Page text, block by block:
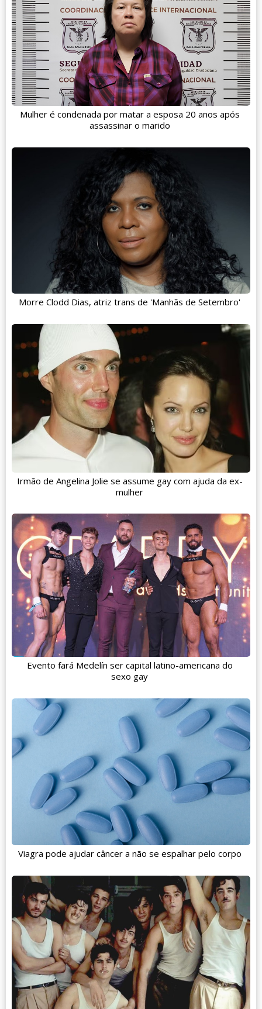
Mulher é condenada por matar a esposa 20 anos após
assassinar o marido
Morre Clodd Dias, atriz trans de 'Manhãs de Setembro'
Irmão de Angelina Jolie se assume gay com ajuda da ex-
mulher
Evento fará Medelín ser capital latino-americana do
sexo gay
Viagra pode ajudar câncer a não se espalhar pelo corpo